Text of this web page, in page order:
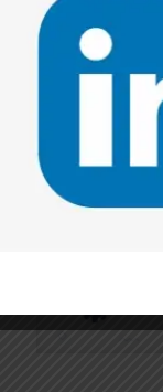
desteği
içinde